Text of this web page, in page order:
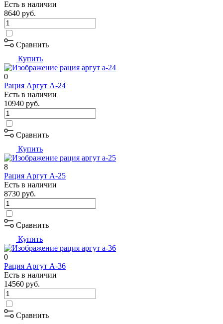
Есть в наличии
8640 руб.
Сравнить
Купить
0
Рация Аргут А-24
Есть в наличии
10940 руб.
Сравнить
Купить
8
Рация Аргут А-25
Есть в наличии
8730 руб.
Сравнить
Купить
0
Рация Аргут А-36
Есть в наличии
14560 руб.
Сравнить